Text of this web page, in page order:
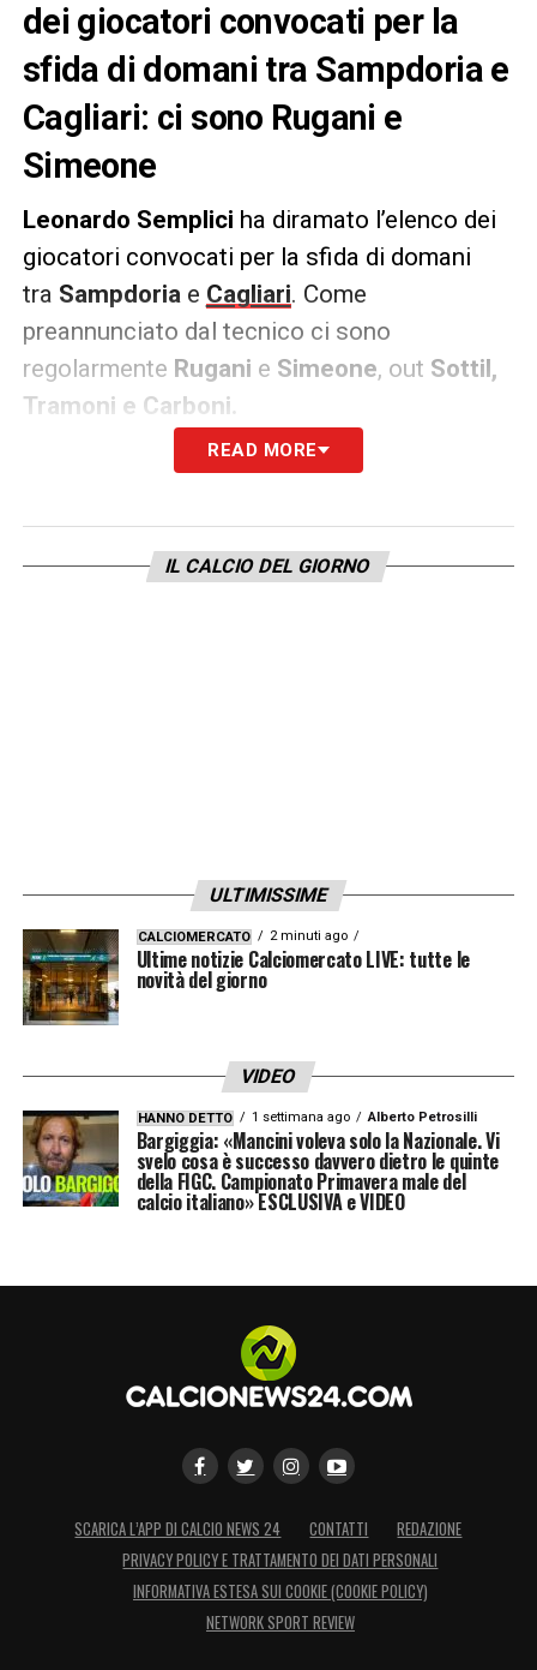
dei giocatori convocati per la
sfida di domani tra Sampdoria e
Cagliari: ci sono Rugani e
Simeone
Leonardo Semplici ha diramato l’elenco dei
giocatori convocati per la sfida di domani
tra Sampdoriae Cagliari. Come
preannunciato dal tecnico ci sono
regolarmente Rugani e Simeone, out Sottil,
Tramoni e Carboni.
Aresti, Cragno, Vicario.
Rugani, Zappa, Walukiewicz.
READ MORE
IL CALCIO DEL GIORNO
ULTIMISSIME
CALCIOMERCATO 2 minuti ago
Ultime notizie Calciomercato LIVE: tutte le
novità del giorno
VIDEO
HANNO DETTO 1 settimana ago Alberto Petrosilli
Bargiggia: «Mancini voleva solo la Nazionale. Vi
svelo cosa è successo davvero dietro le quinte
della FIGC. Campionato Primavera male del
calcio italiano» ESCLUSIVA e VIDEO
SCARICA L’APP DI CALCIO NEWS 24 CONTATTI
REDAZIONE
PRIVACY POLICY E TRATTAMENTO DEI DATI PERSONALI
INFORMATIVA ESTESA SUI COOKIE (COOKIE POLICY)
NETWORK SPORT REVIEW